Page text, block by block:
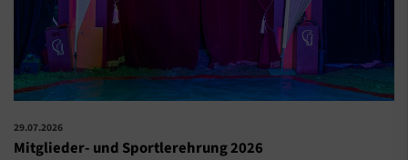
29.07.2026
Mitglieder- und Sportlerehrung 2026